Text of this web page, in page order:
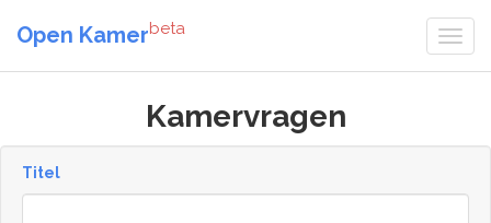
Open Kamerbeta
Kamervragen
Titel